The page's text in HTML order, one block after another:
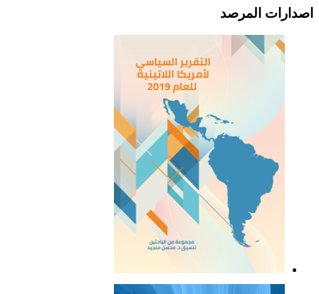
اصدارات المرصد
التقرير السياسي لأمريكا